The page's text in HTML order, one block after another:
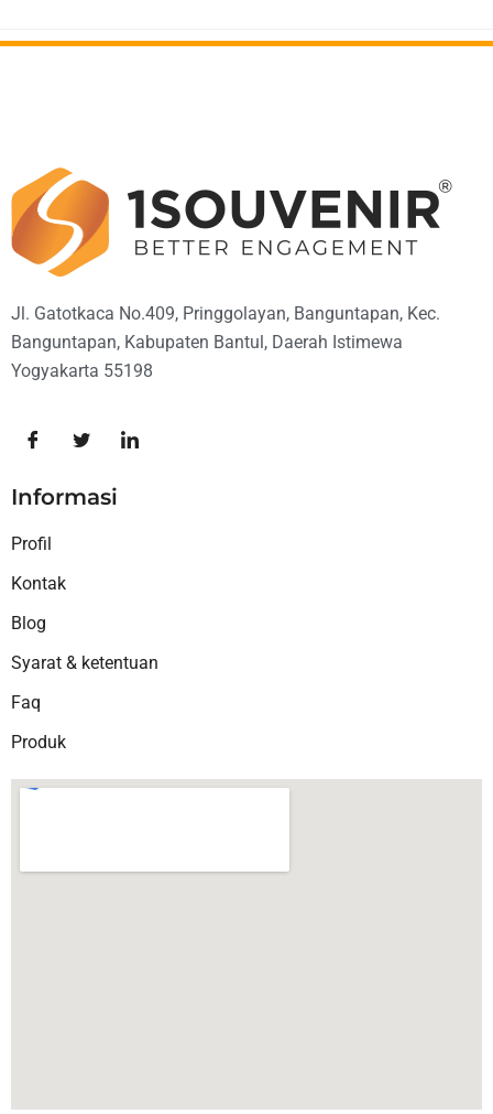
Jl. Gatotkaca No.409, Pringgolayan, Banguntapan, Kec.
Banguntapan, Kabupaten Bantul, Daerah Istimewa
Yogyakarta 55198
Informasi
Profil
Kontak
Blog
Syarat & ketentuan
Faq
Produk